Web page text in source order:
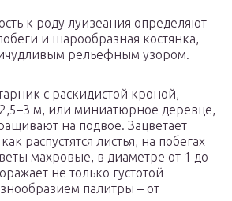
к роду луизеания определяют
и шарообразная костянка,
рельефным узором.
с раскидистой кроной,
м, или миниатюрное деревце,
на подвое. Зацветает
распустятся листья, на побегах
махровые, в диаметре от 1 до
не только густотой
палитры – от